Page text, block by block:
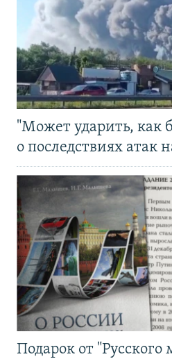
"Может ударить, как
о последствиях атак
Подарок от